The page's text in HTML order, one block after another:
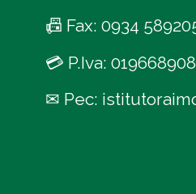
📠 Fax: 0934
💳 P.Iva:
✉ Pec: